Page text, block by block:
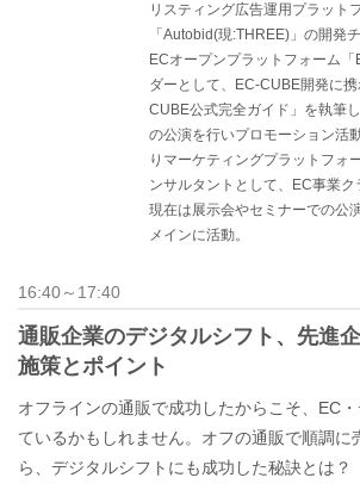
リスティング広告運用プラット
「Autobid(現:THREE)」の開発
ECオープンプラットフォーム
ダーとして、EC-CUBE開発に
CUBE公式完全ガイド」を執筆
の公演を行いプロモーション活
りマーケティングプラットフォ
ンサルタントとして、EC事業ク
現在は展示会やセミナーでの公
メインに活動。
16:40～17:40
通販企業のデジタルシフト、先進
施策とポイント
オフラインの通販で成功したからこそ、EC
ているかもしれません。オフの通販で順調に
ら、デジタルシフトにも成功した秘訣とは？